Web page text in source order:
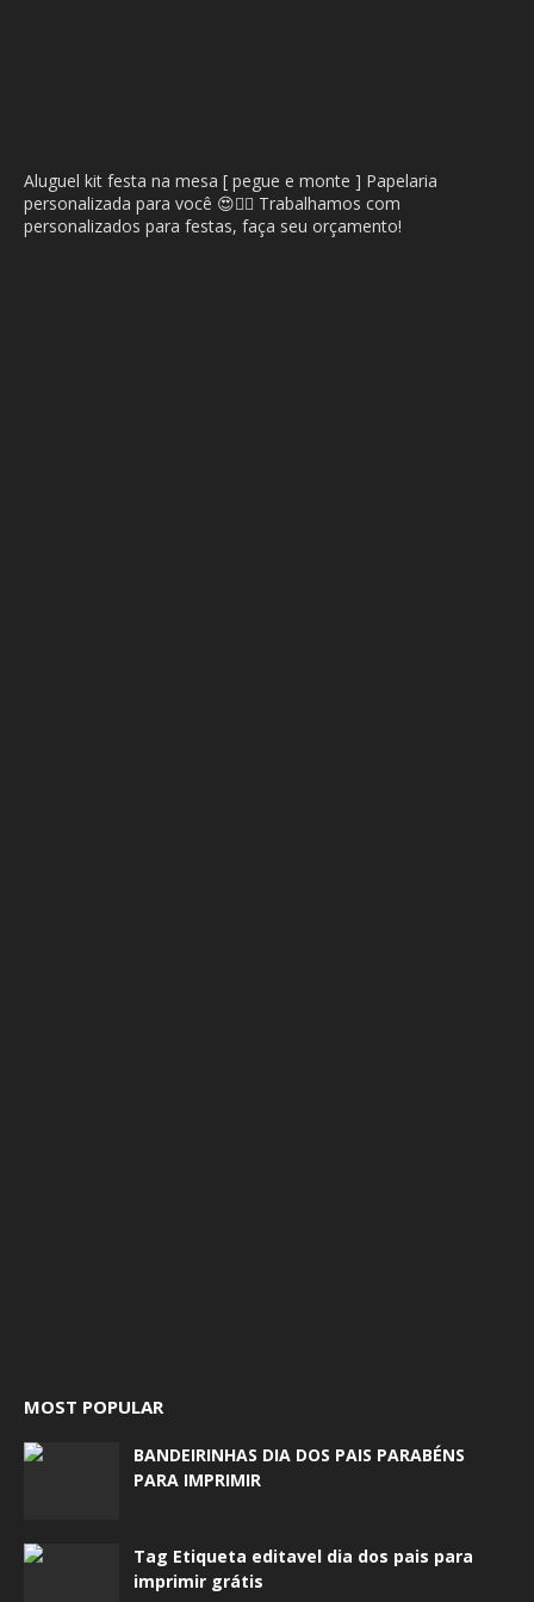
Aluguel kit festa na mesa [ pegue e monte ] Papelaria
personalizada para você 😍🙂‍↔️ Trabalhamos com
personalizados para festas, faça seu orçamento!
MOST POPULAR
BANDEIRINHAS DIA DOS PAIS PARABÉNS
PARA IMPRIMIR
Tag Etiqueta editavel dia dos pais para
imprimir grátis